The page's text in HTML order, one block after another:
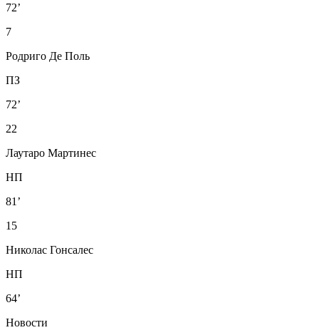
72’
7
Родриго Де Поль
ПЗ
72’
22
Лаутаро Мартинес
НП
81’
15
Николас Гонсалес
НП
64’
Новости